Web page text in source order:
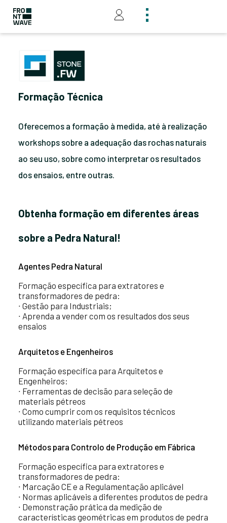
Formação Técnica
Oferecemos a formação à medida, até à realização
workshops sobre a adequação das rochas naturais
ao seu uso, sobre como interpretar os resultados
dos ensaios, entre outras.
Obtenha formação em diferentes áreas
sobre a Pedra Natural!
Agentes Pedra Natural
Formação específica para extratores e
transformadores de pedra:
∙ Gestão para Industriais;
∙ Aprenda a vender com os resultados dos seus
ensaios
Arquitetos e Engenheiros
Formação específica para Arquitetos e
Engenheiros:
∙ Ferramentas de decisão para seleção de
materiais pétreos
∙ Como cumprir com os requisitos técnicos
utilizando materiais pétreos
Métodos para Controlo de Produção em Fábrica
Formação específica para extratores e
transformadores de pedra:
∙ Marcação CE e a Regulamentação aplicável
∙ Normas aplicáveis a diferentes produtos de pedra
∙ Demonstração prática da medição de
características geométricas em produtos de pedra